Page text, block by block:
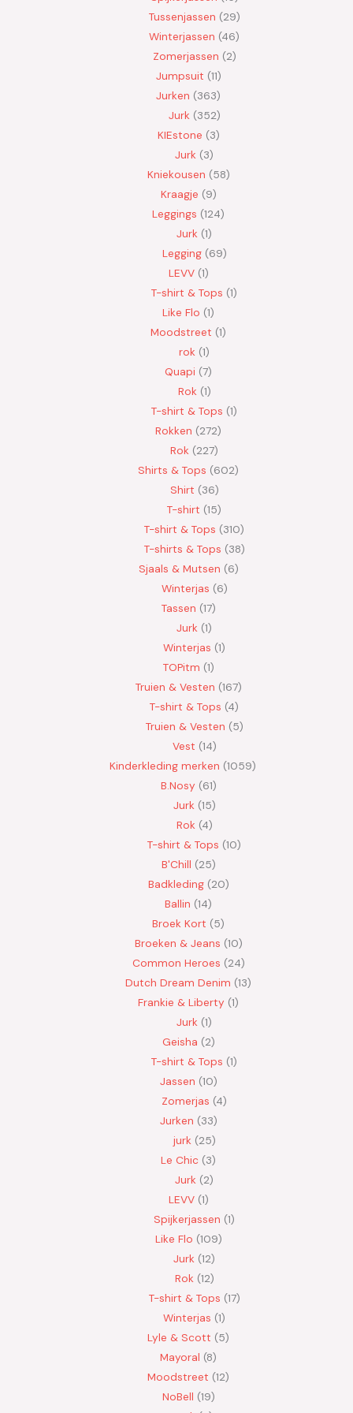
Tussenjassen 29
Winterjassen 46
Zomerjassen 2
Jumpsuit 11
Jurken 363
Jurk 352
KIEstone 3
Jurk 3
Kniekousen 58
Kraagje 9
Leggings 124
Jurk 1
Legging 69
LEVV 1
T-shirt & Tops 1
Like Flo 1
Moodstreet 1
rok 1
Quapi 7
Rok 1
T-shirt & Tops 1
Rokken 272
Rok 227
Shirts & Tops 602
Shirt 36
T-shirt 15
T-shirt & Tops 310
T-shirts & Tops 38
Sjaals & Mutsen 6
Winterjas 6
Tassen 17
Jurk 1
Winterjas 1
TOPitm 1
Truien & Vesten 167
T-shirt & Tops 4
Truien & Vesten 5
Vest 14
Kinderkleding merken 1059
B.Nosy 61
Jurk 15
Rok 4
T-shirt & Tops 10
B'Chill 25
Badkleding 20
Ballin 14
Broek Kort 5
Broeken & Jeans 10
Common Heroes 24
Dutch Dream Denim 13
Frankie & Liberty 1
Jurk 1
Geisha 2
T-shirt & Tops 1
Jassen 10
Zomerjas 4
Jurken 33
jurk 25
Le Chic 3
Jurk 2
LEVV 1
Spijkerjassen 1
Like Flo 109
Jurk 12
Rok 12
T-shirt & Tops 17
Winterjas 1
Lyle & Scott 5
Mayoral 8
Moodstreet 12
NoBell 19